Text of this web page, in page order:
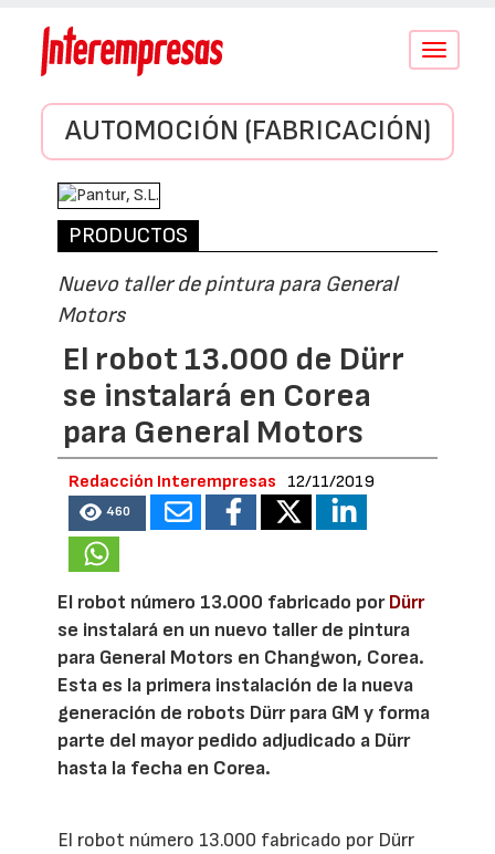
Conmutar
AUTOMOCIÓN (FABRICACIÓN)
PRODUCTOS
Nuevo taller de pintura para General
Motors
El robot 13.000 de Dürr
se instalará en Corea
para General Motors
Redacción Interempresas 12/11/2019
460
El robot número 13.000 fabricado porDürr
se instalará en un nuevo taller de pintura
para General Motors en Changwon, Corea.
Esta es la primera instalación de la nueva
generación de robots Dürr para GM y forma
parte del mayor pedido adjudicado a Dürr
hasta la fecha en Corea.
El robot número 13.000 fabricado por Dürr